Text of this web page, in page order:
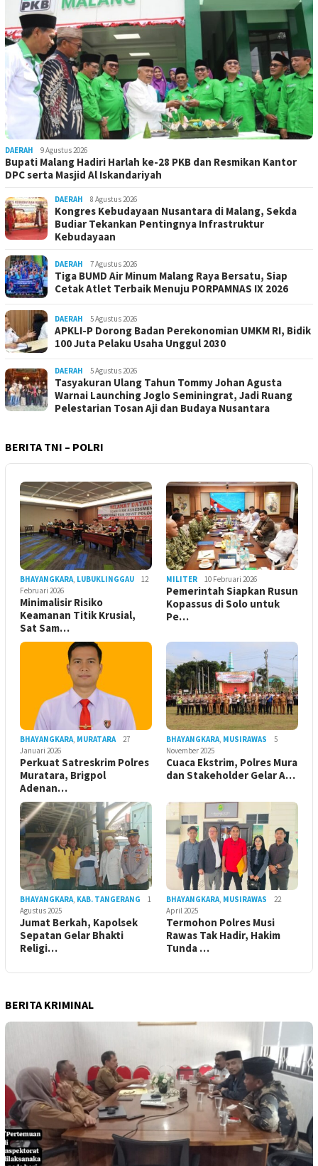
DAERAH 9 Agustus 2026
Bupati Malang Hadiri Harlah ke-28 PKB dan Resmikan Kantor
DPC serta Masjid Al Iskandariyah
DAERAH 8 Agustus 2026
Kongres Kebudayaan Nusantara di Malang, Sekda
Budiar Tekankan Pentingnya Infrastruktur
Kebudayaan
DAERAH 7 Agustus 2026
Tiga BUMD Air Minum Malang Raya Bersatu, Siap
Cetak Atlet Terbaik Menuju PORPAMNAS IX 2026
DAERAH 5 Agustus 2026
APKLI-P Dorong Badan Perekonomian UMKM RI, Bidik
100 Juta Pelaku Usaha Unggul 2030
DAERAH 5 Agustus 2026
Tasyakuran Ulang Tahun Tommy Johan Agusta
Warnai Launching Joglo Seminingrat, Jadi Ruang
Pelestarian Tosan Aji dan Budaya Nusantara
BERITA TNI – POLRI
BHAYANGKARA, LUBUKLINGGAU
12
Februari 2026
Minimalisir Risiko
Keamanan Titik Krusial,
Sat Sam…
MILITER 10 Februari 2026
Pemerintah Siapkan Rusun
Kopassus di Solo untuk
Pe…
BHAYANGKARA, MURATARA
27
Januari 2026
Perkuat Satreskrim Polres
Muratara, Brigpol
Adenan…
BHAYANGKARA, MUSIRAWAS
5
November 2025
Cuaca Ekstrim, Polres Mura
dan Stakeholder Gelar A…
BHAYANGKARA, KAB. TANGERANG
1
Agustus 2025
Jumat Berkah, Kapolsek
Sepatan Gelar Bhakti
Religi…
BHAYANGKARA, MUSIRAWAS
22
April 2025
Termohon Polres Musi
Rawas Tak Hadir, Hakim
Tunda …
BERITA KRIMINAL